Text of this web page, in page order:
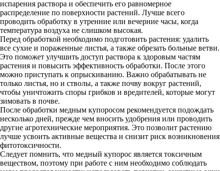
испарения раствора и обеспечить его равномерное
распределение по поверхности растений. Лучше всего
проводить обработку в утренние или вечерние часы, когда
температура воздуха не слишком высокая.
Перед обработкой необходимо подготовить растения: удалить
все сухие и пораженные листья, а также обрезать больные ветви.
Это поможет улучшить доступ раствора к здоровым частям
растения и повысить эффективность обработки. После этого
можно приступать к опрыскиванию. Важно обрабатывать не
только листья, но и стволы, а также почву вокруг растений,
чтобы уничтожить споры грибков и вредителей, которые могут
зимовать в почве.
После обработки медным купоросом рекомендуется подождать
несколько дней, прежде чем вносить удобрения или проводить
другие агротехнические мероприятия. Это позволит растению
лучше усвоить активные вещества и снизит риск возникновения
фитотоксичности.
Следует помнить, что медный купорос является токсичным
веществом, поэтому при работе с ним необходимо соблюдать